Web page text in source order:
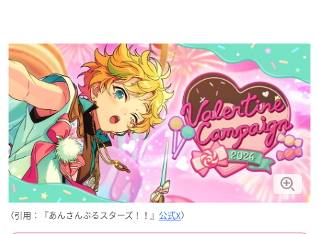
（引用：『あんさんぶるスターズ！！』 公式X）